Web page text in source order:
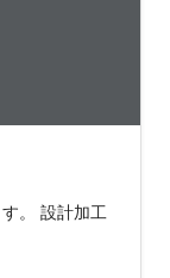
。 設計加工